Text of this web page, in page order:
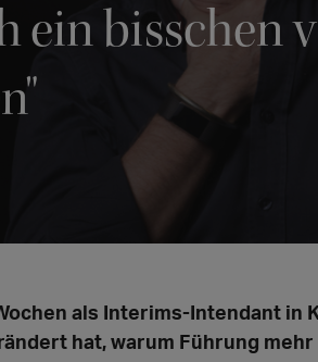
ein bisschen
als Interims-Intendant in
hat, warum Führung